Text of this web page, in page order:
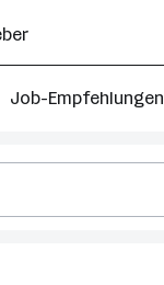
Job-Empfehlungen